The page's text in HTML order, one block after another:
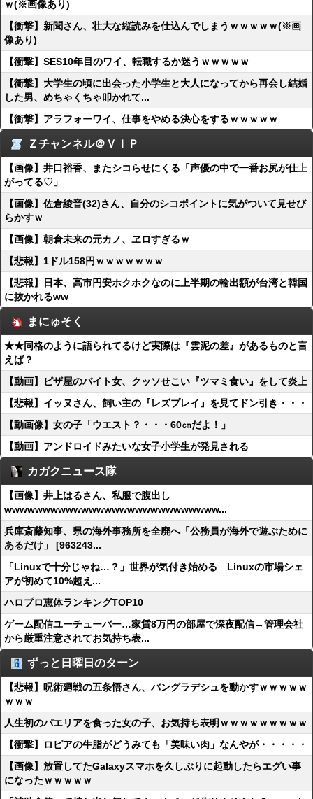
ｗ(※画像あり)
【衝撃】新聞さん、壮大な縦読みを仕込んでしまうｗｗｗｗｗ(※画
像あり)
【衝撃】SES10年目のワイ、転職するか迷うｗｗｗｗｗ
【衝撃】大学生の頃に出会った小学生と大人になってから再会し結婚
した男、めちゃくちゃ叩かれて...
【衝撃】アラフォーワイ、仕事をやめる決心をするｗｗｗｗｗ
Ｚチャンネル＠ＶＩＰ
【画像】井口裕香、またシコらせにくる「声優の中で一番お尻が仕上
がってる♡」
【画像】佐倉綾音(32)さん、自分のシコポイントに気がついて見せび
らかすｗ
【画像】朝倉未来の元カノ、ヱロすぎるｗ
【悲報】1ドル158円ｗｗｗｗｗｗｗ
【悲報】日本、高市円安ホクホクなのに上半期の輸出額が台湾と韓国
に抜かれるww
まにゅそく
★★同格のように語られてるけど実際は『雲泥の差』があるものと言
えば？
【動画】ピザ屋のバイト女、クッソせこい『ツマミ食い』をして炎上
【悲報】イッヌさん、飼い主の『レズプレイ』を見てドン引き・・・
【動画像】女の子「ウエスト？・・・60㎝だよ！」
【動画】アンドロイドみたいな女子小学生が発見される
カガクニュース隊
【画像】井上はるさん、私服で腹出し
wwwwwwwwwwwwwwwwwwwwwwwwwwww...
兵庫斎藤知事、県の海外事務所を全廃へ「公務員が海外で遊ぶために
あるだけ」 [963243...
「Linuxで十分じゃね…？」世界が気付き始める Linuxの市場シェ
アが初めて10%超え...
ハロプロ恵体ランキングTOP10
ゲーム配信ユーチューバー…家賃8万円の部屋で深夜配信→管理会社
から厳重注意されてお気持ち表...
ずっと日曜日のターン
【悲報】呪術廻戦の五条悟さん、バングラデシュを動かすｗｗｗｗｗ
ｗｗｗ
人生初のパエリアを食った女の子、お気持ち表明ｗｗｗｗｗｗｗｗｗ
【衝撃】ロピアの牛脂がどうみても「美味い肉」なんやが・・・・・
【画像】放置してたGalaxyスマホを久しぶりに起動したらエグい事
になったｗｗｗｗｗ